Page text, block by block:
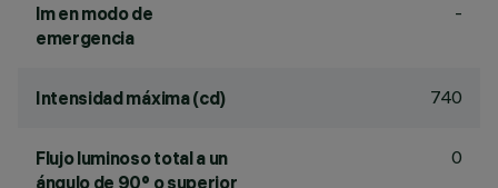
lm en modo de
emergencia
-
Intensidad máxima (cd) 740
Flujo luminoso total a un
ángulo de 90° o superior
0